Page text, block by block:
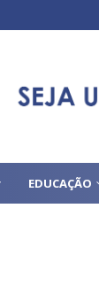
EDUCAÇÃO